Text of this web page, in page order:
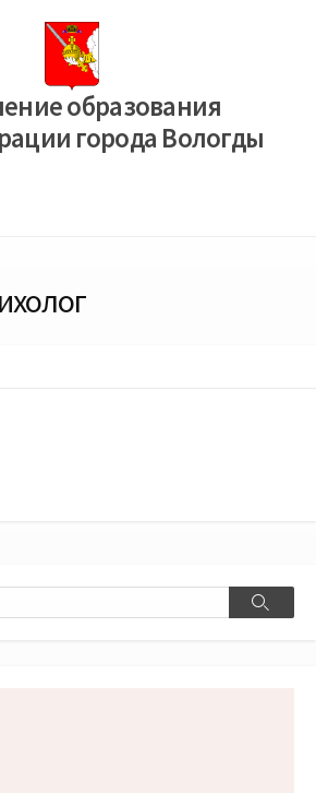
образования
города Вологды
Поиск